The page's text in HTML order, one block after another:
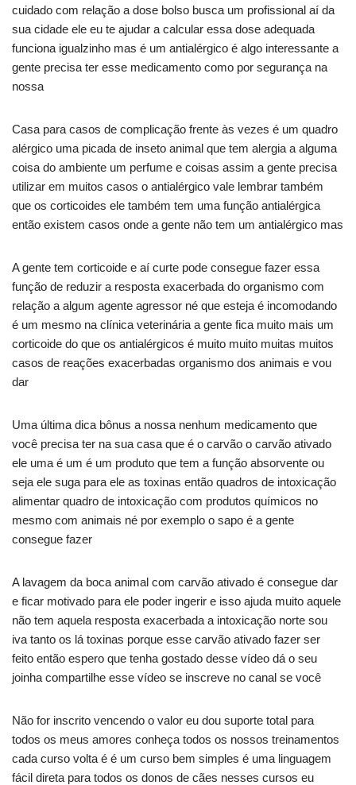
cuidado com relação a dose bolso busca um profissional aí da
sua cidade ele eu te ajudar a calcular essa dose adequada
funciona igualzinho mas é um antialérgico é algo interessante a
gente precisa ter esse medicamento como por segurança na
nossa
Casa para casos de complicação frente às vezes é um quadro
alérgico uma picada de inseto animal que tem alergia a alguma
coisa do ambiente um perfume e coisas assim a gente precisa
utilizar em muitos casos o antialérgico vale lembrar também
que os corticoides ele também tem uma função antialérgica
então existem casos onde a gente não tem um antialérgico mas
A gente tem corticoide e aí curte pode consegue fazer essa
função de reduzir a resposta exacerbada do organismo com
relação a algum agente agressor né que esteja é incomodando
é um mesmo na clínica veterinária a gente fica muito mais um
corticoide do que os antialérgicos é muito muito muitas muitos
casos de reações exacerbadas organismo dos animais e vou
dar
Uma última dica bônus a nossa nenhum medicamento que
você precisa ter na sua casa que é o carvão o carvão ativado
ele uma é um é um produto que tem a função absorvente ou
seja ele suga para ele as toxinas então quadros de intoxicação
alimentar quadro de intoxicação com produtos químicos no
mesmo com animais né por exemplo o sapo é a gente
consegue fazer
A lavagem da boca animal com carvão ativado é consegue dar
e ficar motivado para ele poder ingerir e isso ajuda muito aquele
não tem aquela resposta exacerbada a intoxicação norte sou
iva tanto os lá toxinas porque esse carvão ativado fazer ser
feito então espero que tenha gostado desse vídeo dá o seu
joinha compartilhe esse vídeo se inscreve no canal se você
Não for inscrito vencendo o valor eu dou suporte total para
todos os meus amores conheça todos os nossos treinamentos
cada curso volta é é um curso bem simples é uma linguagem
fácil direta para todos os donos de cães nesses cursos eu